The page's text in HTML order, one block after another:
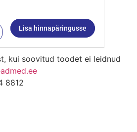
Lisa hinnapäringusse
kui soovitud toodet ei leidnud
8812